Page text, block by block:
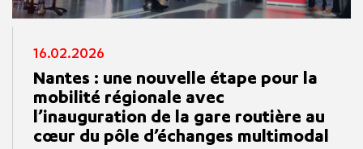
16.02.2026
Nantes : une nouvelle étape pour la
mobilité régionale avec
l’inauguration de la gare routière au
cœur du pôle d’échanges multimodal